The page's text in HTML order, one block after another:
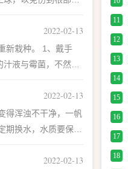
植株恢复生长后，
要尽快剪除，并在
，通常要用素土或
进行填充。填土过
它放到半阴处，可以
新栽种。 1、戴手
液与霉菌，不然会
新水培，或者重新
决于霉烂的地方有
2022-02-13
换水，水质要保持
2022-02-13
2022-02-13
11
理
12
13
14
15
16
17
18